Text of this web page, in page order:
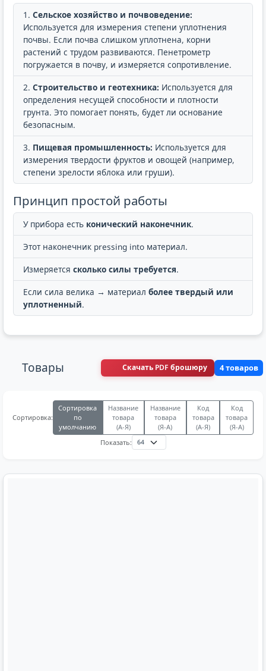
Сельское хозяйство и почвоведение:
Используется для измерения степени уплотнения
почвы. Если почва слишком уплотнена, корни
растений с трудом развиваются. Пенетрометр
погружается в почву, и измеряется сопротивление.
Строительство и геотехника: Используется для
определения несущей способности и плотности
грунта. Это помогает понять, будет ли основание
безопасным.
Пищевая промышленность: Используется для
измерения твердости фруктов и овощей (например,
степени зрелости яблока или груши).
Принцип простой работы
У прибора есть конический наконечник.
Этот наконечник pressing into материал.
Измеряется сколько силы требуется.
Если сила велика → материал более твердый или
уплотненный.
Товары Скачать PDF брошюру 4 товаров
Сортировка:
Сортировка
по
умолчанию
Название
товара
(А-Я)
Название
товара
(Я-А)
Код
товара
(А-Я)
Код
товара
(Я-А)
Показать: